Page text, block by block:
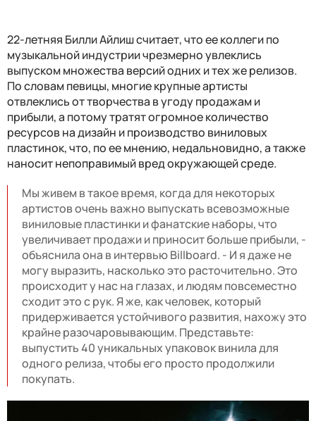
22-летняя Билли Айлиш считает, что ее коллеги по
музыкальной индустрии чрезмерно увлеклись
выпуском множества версий одних и тех же релизов.
По словам певицы, многие крупные артисты
отвлеклись от творчества в угоду продажам и
прибыли, а потому тратят огромное количество
ресурсов на дизайн и производство виниловых
пластинок, что, по ее мнению, недальновидно, а также
наносит непоправимый вред окружающей среде.
Мы живем в такое время, когда для некоторых
артистов очень важно выпускать всевозможные
виниловые пластинки и фанатские наборы, что
увеличивает продажи и приносит больше прибыли, -
объяснила она в интервью Billboard. - И я даже не
могу выразить, насколько это расточительно. Это
происходит у нас на глазах, и людям повсеместно
сходит это с рук. Я же, как человек, который
придерживается устойчивого развития, нахожу это
крайне разочаровывающим. Представьте:
выпустить 40 уникальных упаковок винила для
одного релиза, чтобы его просто продолжили
покупать.